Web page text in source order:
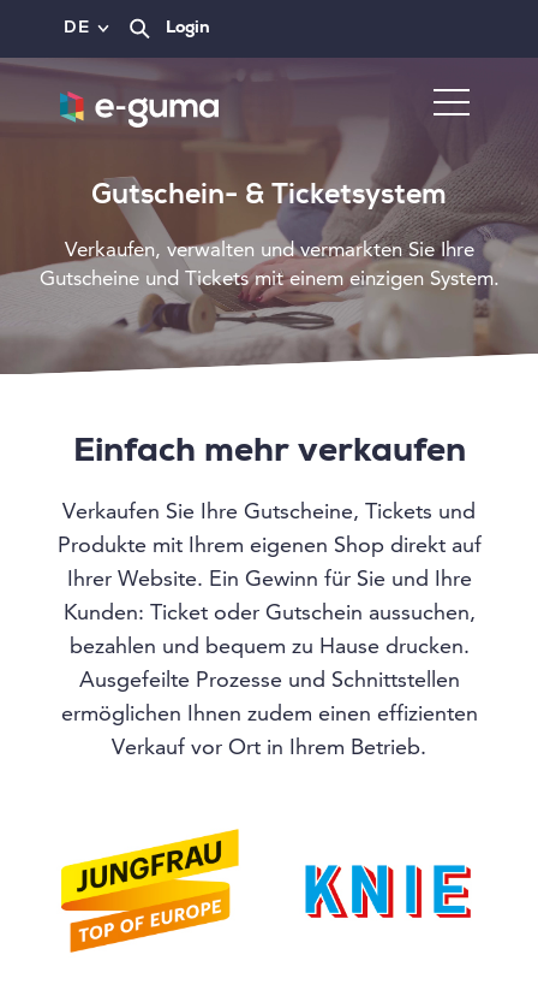
DE Login
Gutschein- & Ticketsystem
Verkaufen, verwalten und vermarkten Sie Ihre
Gutscheine und Tickets mit einem einzigen System.
Einfach mehr verkaufen
Verkaufen Sie Ihre Gutscheine, Tickets und
Produkte mit Ihrem eigenen Shop direkt auf
Ihrer Website. Ein Gewinn für Sie und Ihre
Kunden: Ticket oder Gutschein aussuchen,
bezahlen und bequem zu Hause drucken.
Ausgefeilte Prozesse und Schnittstellen
ermöglichen Ihnen zudem einen effizienten
Verkauf vor Ort in Ihrem Betrieb.